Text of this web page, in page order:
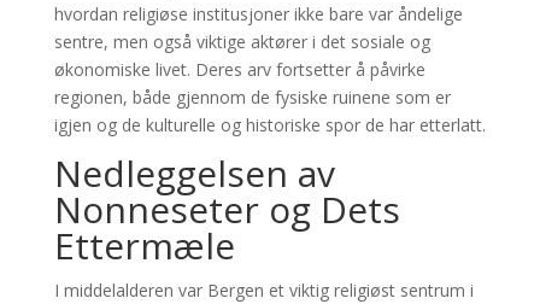
hvordan religiøse institusjoner ikke bare var åndelige
sentre, men også viktige aktører i det sosiale og
økonomiske livet. Deres arv fortsetter å påvirke
regionen, både gjennom de fysiske ruinene som er
igjen og de kulturelle og historiske spor de har etterlatt.
Nedleggelsen av
Nonneseter og Dets
Ettermæle
I middelalderen var Bergen et viktig religiøst sentrum i